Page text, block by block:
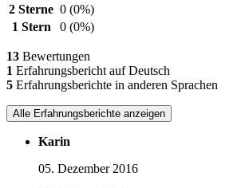
2 Sterne 0 (0%)
1 Stern
0 (0%)
13 Bewertungen
1 Erfahrungsbericht auf Deutsch
5 Erfahrungsberichte in anderen Sprachen
Alle Erfahrungsberichte anzeigen
Karin
05. Dezember 2016